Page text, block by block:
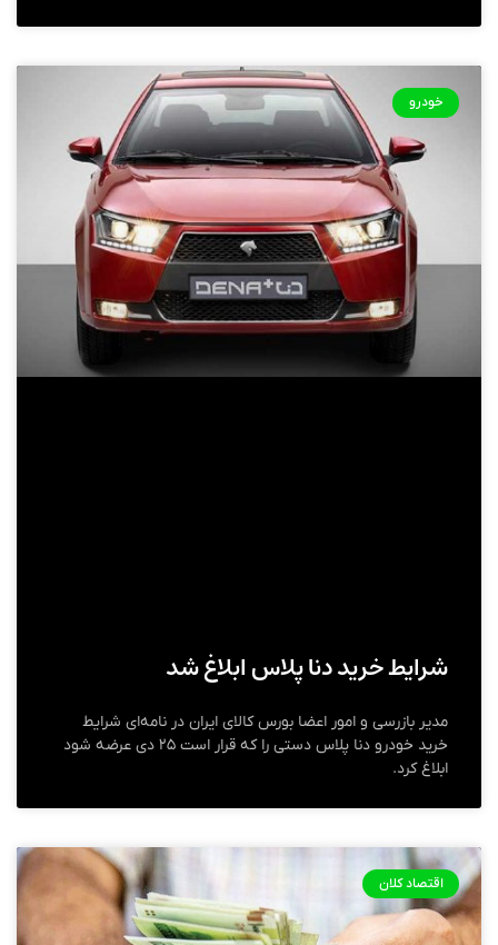
خودرو
شرایط خرید دنا پلاس ابلاغ شد
مدیر بازرسی و امور اعضا بورس کالای ایران در نامه‌ای شرایط
خرید خودرو دنا پلاس دستی را که قرار است ۲۵ دی عرضه شود
ابلاغ کرد.
اقتصاد کلان